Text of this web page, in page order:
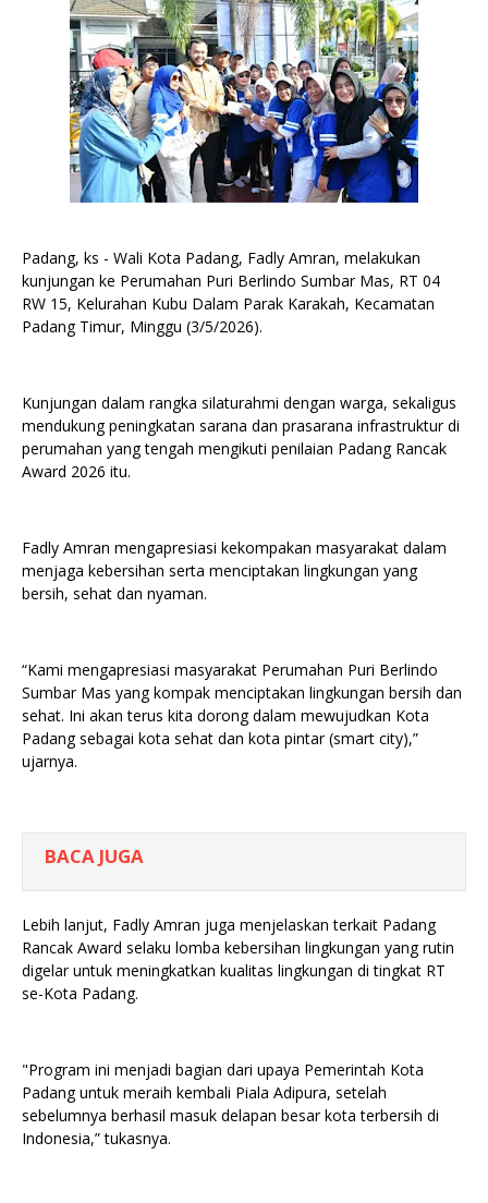
Padang, ks - Wali Kota Padang, Fadly Amran, melakukan
kunjungan ke Perumahan Puri Berlindo Sumbar Mas, RT 04
RW 15, Kelurahan Kubu Dalam Parak Karakah, Kecamatan
Padang Timur, Minggu (3/5/2026).
Kunjungan dalam rangka silaturahmi dengan warga, sekaligus
mendukung peningkatan sarana dan prasarana infrastruktur di
perumahan yang tengah mengikuti penilaian Padang Rancak
Award 2026 itu.
Fadly Amran mengapresiasi kekompakan masyarakat dalam
menjaga kebersihan serta menciptakan lingkungan yang
bersih, sehat dan nyaman.
“Kami mengapresiasi masyarakat Perumahan Puri Berlindo
Sumbar Mas yang kompak menciptakan lingkungan bersih dan
sehat. Ini akan terus kita dorong dalam mewujudkan Kota
Padang sebagai kota sehat dan kota pintar (smart city),”
ujarnya.
BACA JUGA
Lebih lanjut, Fadly Amran juga menjelaskan terkait Padang
Rancak Award selaku lomba kebersihan lingkungan yang rutin
digelar untuk meningkatkan kualitas lingkungan di tingkat RT
se-Kota Padang.
"Program ini menjadi bagian dari upaya Pemerintah Kota
Padang untuk meraih kembali Piala Adipura, setelah
sebelumnya berhasil masuk delapan besar kota terbersih di
Indonesia,” tukasnya.